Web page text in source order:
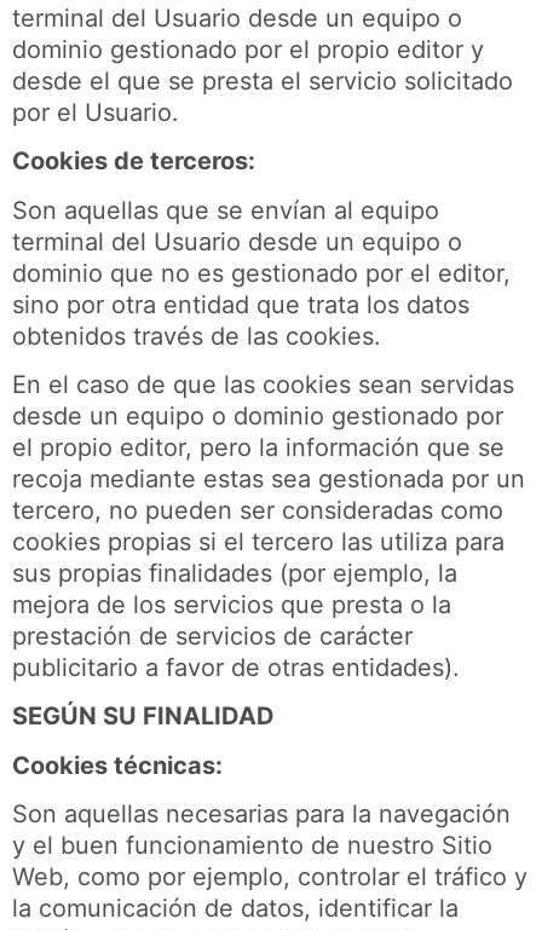
terminal del Usuario desde un equipo o
dominio gestionado por el propio editor y
desde el que se presta el servicio solicitado
por el Usuario.
Cookies de terceros:
Son aquellas que se envían al equipo
terminal del Usuario desde un equipo o
dominio que no es gestionado por el editor,
sino por otra entidad que trata los datos
obtenidos través de las cookies.
En el caso de que las cookies sean servidas
desde un equipo o dominio gestionado por
el propio editor, pero la información que se
recoja mediante estas sea gestionada por un
tercero, no pueden ser consideradas como
cookies propias si el tercero las utiliza para
sus propias finalidades (por ejemplo, la
mejora de los servicios que presta o la
prestación de servicios de carácter
publicitario a favor de otras entidades).
SEGÚN SU FINALIDAD
Cookies técnicas:
Son aquellas necesarias para la navegación
y el buen funcionamiento de nuestro Sitio
Web, como por ejemplo, controlar el tráfico y
la comunicación de datos, identificar la